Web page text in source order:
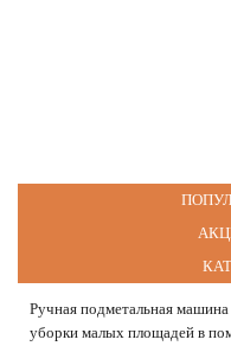
Ручная подмeтальная
уборки малых площадей в